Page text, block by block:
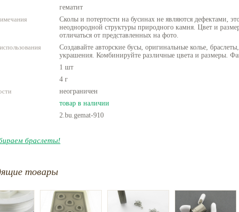
гематит
Сколы и потертости на бусинах не являются дефектами,
неоднородной структуры природного камня. Цвет и
отличаться от представленных на фото.
Создавайте авторские бусы, оригинальные колье,
украшения. Комбинируйте различные цвета и размеры.
1 шт
4 г
неограничен
товар в наличии
2.bu.gemat-910
браслеты!
товары